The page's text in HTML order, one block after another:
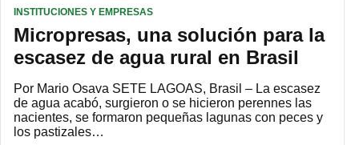
INSTITUCIONES Y EMPRESAS
Micropresas, una solución para la
escasez de agua rural en Brasil
Por Mario Osava SETE LAGOAS, Brasil – La escasez
de agua acabó, surgieron o se hicieron perennes las
nacientes, se formaron pequeñas lagunas con peces y
los pastizales…